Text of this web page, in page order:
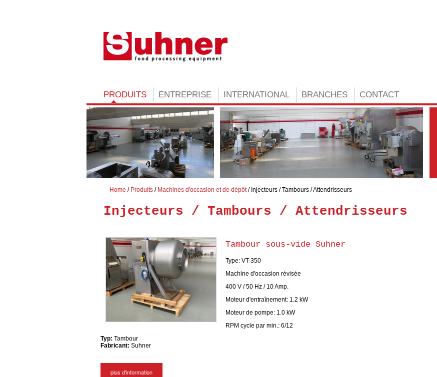
PRODUITS ENTREPRISE INTERNATIONAL BRANCHES CONTACT
Home Produits Machines d'occasion et de dépôt Injecteurs / Tambours / Attendrisseurs
Injecteurs / Tambours / Attendrisseurs
Tambour sous-vide Suhner
Type: VT-350
Machine d'occasion révisée
400 V / 50 Hz / 10 Amp.
Moteur d'entraînement: 1.2 kW
Moteur de pompe: 1.0 kW
RPM cycle par min.: 6/12
Typ: Tambour
Fabricant: Suhner
plus d'information